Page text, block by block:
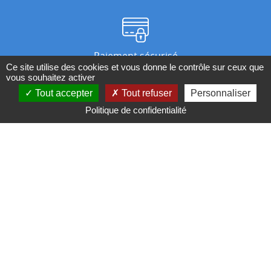
Paiement sécurisé
Nos magasins
Ce site utilise des cookies et vous donne le contrôle sur ceux que
vous souhaitez activer
Tout accepter
Tout refuser
Personnaliser
Politique de confidentialité